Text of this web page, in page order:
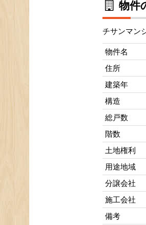
物件
チサンマン
物件名
住所
建築年
構造
総戸数
階数
土地権利
用途地域
分譲会社
施工会社
備考